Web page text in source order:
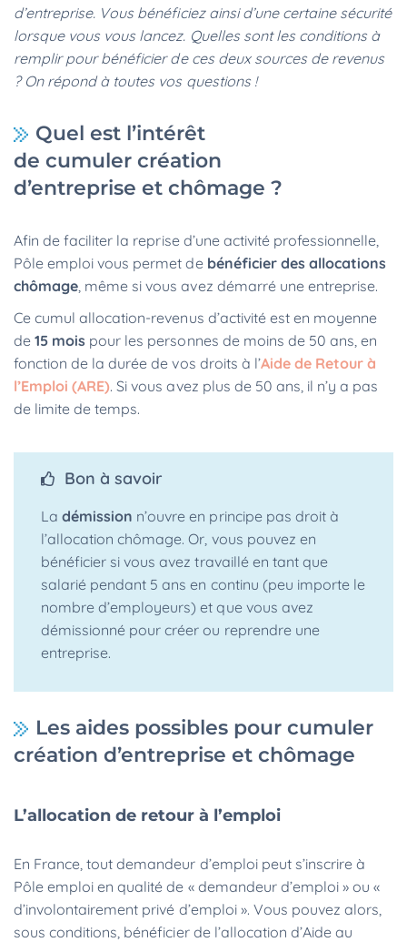
d’entreprise. Vous bénéficiez ainsi d’une certaine sécurité
lorsque vous vous lancez. Quelles sont les conditions à
remplir pour bénéficier de ces deux sources de revenus
? On répond à toutes vos questions !
Quel est l’intérêt
de cumuler création
d’entreprise et chômage ?
Afin de faciliter la reprise d’une activité professionnelle,
Pôle emploi vous permet debénéficier des allocations
chômage, même si vous avez démarré une entreprise.
Ce cumul allocation-revenus d’activité est en moyenne
de15 mois pour les personnes de moins de 50 ans, en
fonction de la durée de vos droits à l’Aide de Retour à
l’Emploi (ARE). Si vous avez plus de 50 ans, il n’y a pas
de limite de temps.
Bon à savoir
Ladémission n’ouvre en principe pas droit à
l’allocation chômage. Or, vous pouvez en
bénéficier si vous avez travaillé en tant que
salarié pendant 5 ans en continu (peu importe le
nombre d’employeurs) et que vous avez
démissionné pour créer ou reprendre une
entreprise.
Les aides possibles pour cumuler
création d’entreprise et chômage
L’allocation de retour à l’emploi
En France, tout demandeur d’emploi peut s’inscrire à
Pôle emploi en qualité de « demandeur d’emploi » ou «
d’involontairement privé d’emploi ». Vous pouvez alors,
sous conditions, bénéficier de l’allocation d’Aide au